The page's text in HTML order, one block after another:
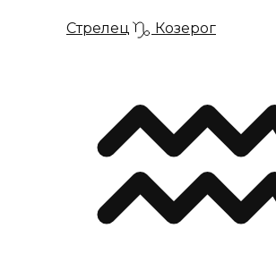
Стрелец Козерог